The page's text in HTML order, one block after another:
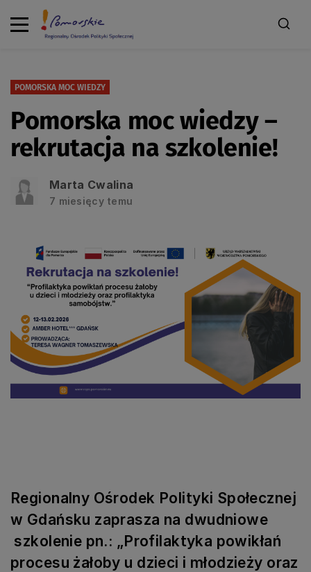
POMORSKA MOC WIEDZY
Pomorska moc wiedzy –
rekrutacja na szkolenie!
Marta Cwalina
7 miesięcy temu
Regionalny Ośrodek Polityki Społecznej
w Gdańsku zaprasza na dwudniowe
szkolenie pn.: „Profilaktyka powikłań
procesu żałoby u dzieci i młodzieży oraz